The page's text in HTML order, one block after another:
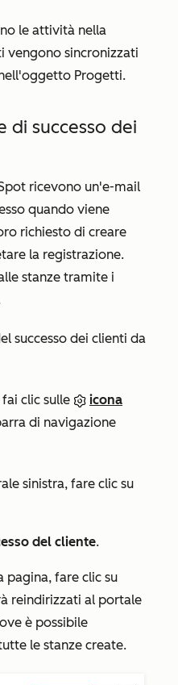
le attività nella
vengono sincronizzati
Progetti.
di successo dei
ricevono un'e-mail
quando viene
richiesto di creare
la registrazione.
stanze tramite i
successo dei clienti da
clic sulle
icona
di navigazione
sinistra, fare clic su
del cliente.
pagina, fare clic su
reindirizzati al portale
è possibile
le stanze create.